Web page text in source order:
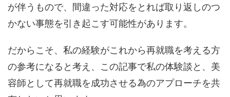
が伴うもので、間違った対応をとれば取り返しのつ
かない事態を引き起こす可能性があります。
だからこそ、私の経験がこれから再就職を考える方
の参考になると考え、この記事で私の体験談と、美
容師として再就職を成功させる為のアプローチを共